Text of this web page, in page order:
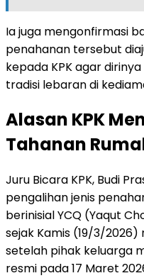
Ia juga mengonfirmasi
penahanan tersebut
kepada KPK agar
tradisi lebaran di
Alasan KPK
Tahanan
Juru Bicara KPK, Budi
pengalihan jenis
berinisial YCQ (Yaqut
sejak Kamis (19/3/2026)
setelah pihak keluarga
resmi pada 17 Maret